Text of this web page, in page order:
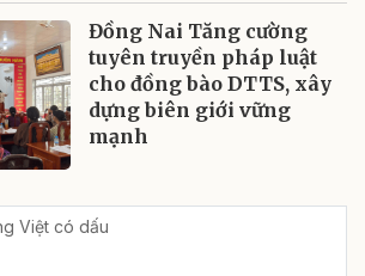
Đồng Nai Tăng cường
tuyên truyền pháp luật
cho đồng bào DTTS, xây
dựng biên giới vững
mạnh